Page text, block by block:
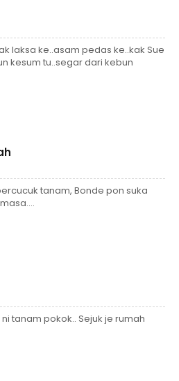
laksa ke..asam pedas ke..kak Sue
kesum tu..segar dari kebun
tanam, Bonde pon suka
tanam pokok.. Sejuk je rumah